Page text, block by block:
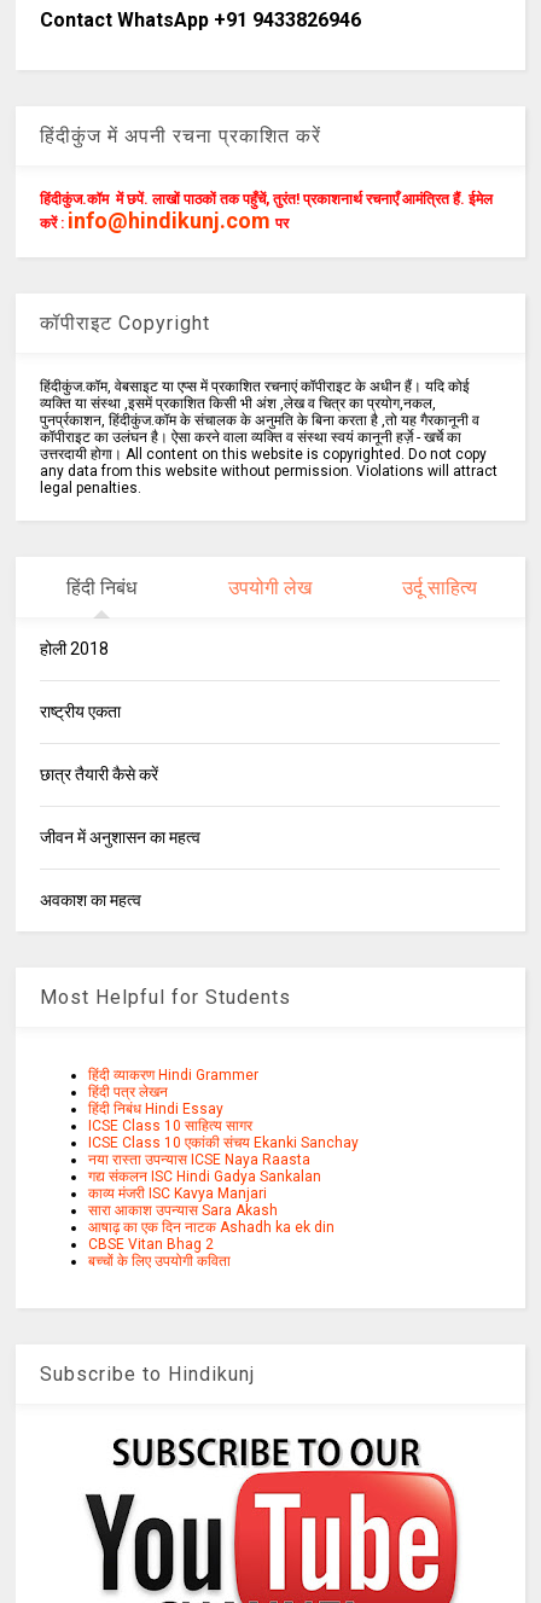
Contact WhatsApp +91 9433826946
हिंदीकुंज में अपनी रचना प्रकाशित करें
हिंदीकुंज.कॉम में छपें. लाखों पाठकों तक पहुँचें, तुरंत! प्रकाशनार्थ रचनाएँ आमंत्रित हैं. ईमेल
करें : info@hindikunj.com पर
कॉपीराइट Copyright
हिंदीकुंज.कॉम, वेबसाइट या एप्स में प्रकाशित रचनाएं कॉपीराइट के अधीन हैं। यदि कोई
व्यक्ति या संस्था ,इसमें प्रकाशित किसी भी अंश ,लेख व चित्र का प्रयोग,नकल,
पुनर्प्रकाशन, हिंदीकुंज.कॉम के संचालक के अनुमति के बिना करता है ,तो यह गैरकानूनी व
कॉपीराइट का उलंघन है। ऐसा करने वाला व्यक्ति व संस्था स्वयं कानूनी हर्ज़े - खर्चे का
उत्तरदायी होगा। All content on this website is copyrighted. Do not copy
any data from this website without permission. Violations will attract
legal penalties.
हिंदी निबंध उपयोगी लेख उर्दू साहित्य
होली 2018
राष्ट्रीय एकता
छात्र तैयारी कैसे करें
जीवन में अनुशासन का महत्व
अवकाश का महत्व
Most Helpful for Students
हिंदी व्याकरण Hindi Grammer
हिंदी पत्र लेखन
हिंदी निबंध Hindi Essay
ICSE Class 10 साहित्य सागर
ICSE Class 10 एकांकी संचय Ekanki Sanchay
नया रास्ता उपन्यास ICSE Naya Raasta
गद्य संकलन ISC Hindi Gadya Sankalan
काव्य मंजरी ISC Kavya Manjari
सारा आकाश उपन्यास Sara Akash
आषाढ़ का एक दिन नाटक Ashadh ka ek din
CBSE Vitan Bhag 2
बच्चों के लिए उपयोगी कविता
Subscribe to Hindikunj